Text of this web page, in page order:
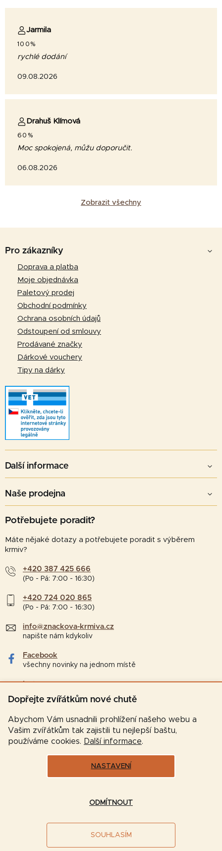
Dopřejte zvířátkům nové chutě
Abychom Vám usnadnili prohlížení našeho webu a
Vašim zvířátkům tak zajistili tu nejlepší baštu,
používáme cookies. Další informace.
SOUHLASÍM
NASTAVENÍ
ODMÍTNOUT
Jarmila
100%
rychlé dodání
09.08.2026
Drahuš Klímová
60%
Moc spokojená, můžu doporučit.
06.08.2026
Zobrazit všechny
Pro zákazníky
Doprava a platba
Moje objednávka
Paletový prodej
Obchodní podmínky
Ochrana osobních údajů
Odstoupení od smlouvy
Prodávané značky
Dárkové vouchery
Tipy na dárky
Další informace
Naše prodejna
Potřebujete poradit?
Máte nějaké dotazy a potřebujete poradit s výběrem
krmiv?
+420 387 425 666
(Po - Pá: 7:00 - 16:30)
+420 724 020 865
(Po - Pá: 7:00 - 16:30)
info@znackova-krmiva.cz
napište nám kdykoliv
Facebook
všechny novinky na jednom místě
Instagram
tipy a zajímavosti pro chovatele
Vytvořil Shoptet
Copyright 2026
. Všechna práva
Upravit nastavení cookies